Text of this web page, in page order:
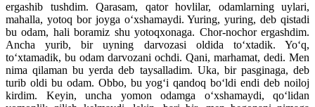
ergashib tushdim. Qarasam, qator hovlilar, odamlarning uylari,
mahalla, yotoq bor joyga o‘xshamaydi. Yuring, yuring, deb qistadi
bu odam, hali boramiz shu yotoqxonaga. Chor-nochor ergashdim.
Ancha yurib, bir uyning darvozasi oldida to‘xtadik. Yo‘q,
to‘xtamadik, bu odam darvozani ochdi. Qani, marhamat, dedi. Men
nima qilaman bu yerda deb taysalladim. Uka, bir pasginaga, deb
turib oldi bu odam. Obbo, bu yog‘i qandoq bo‘ldi endi deb noiloj
kirdim. Keyin, uncha yomon odamga o‘xshamaydi, qo‘lidan